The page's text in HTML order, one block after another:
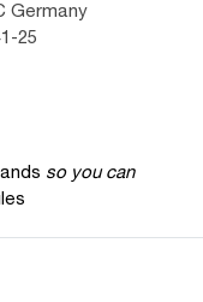
Germany
25
so you can